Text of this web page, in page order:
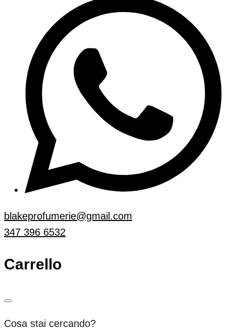
blakeprofumerie@gmail.com
347 396 6532
Carrello
Cosa stai cercando?